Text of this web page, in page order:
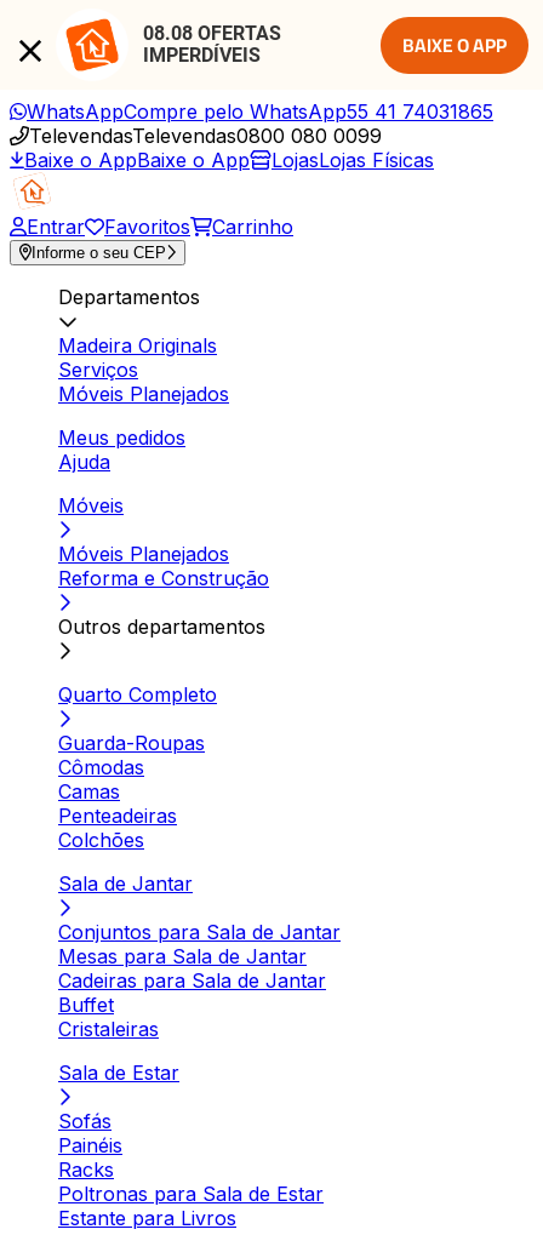
08.08 OFERTAS
IMPERDÍVEIS
BAIXE O APP
WhatsAppCompre pelo WhatsApp55 41 74031865
TelevendasTelevendas0800 080 0099
Baixe o AppBaixe o App LojasLojas Físicas
Entrar Favoritos Carrinho
Informe o seu CEP
Departamentos
Madeira Originals
Serviços
Móveis Planejados
Meus pedidos
Ajuda
Móveis
Móveis Planejados
Reforma e Construção
Outros departamentos
Quarto Completo
Guarda-Roupas
Cômodas
Camas
Penteadeiras
Colchões
Sala de Jantar
Conjuntos para Sala de Jantar
Mesas para Sala de Jantar
Cadeiras para Sala de Jantar
Buffet
Cristaleiras
Sala de Estar
Sofás
Painéis
Racks
Poltronas para Sala de Estar
Estante para Livros